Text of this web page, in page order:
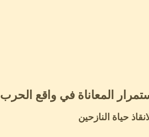
المعاناة في واقع الحرب
حياة النازحين